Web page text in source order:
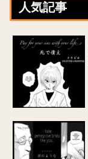
人気記事